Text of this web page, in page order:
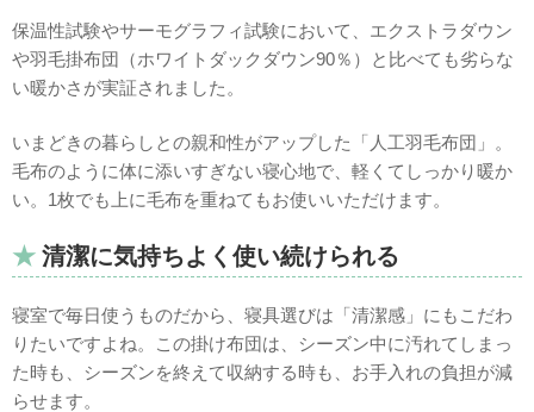
保温性試験やサーモグラフィ試験において、 エクストラダウン
や羽毛掛布団（ホワイトダックダウン90％）と比べても劣らな
い暖かさ が実証されました。
いまどきの暮らしとの親和性がアップした「人工羽毛布団」。
毛布のように体に添いすぎない寝心地で、軽くてしっかり暖か
い。1枚でも上に毛布を重ねてもお使いいただけます。
清潔に気持ちよく使い続けられる
寝室で毎日使うものだから、寝具選びは「清潔感」にもこだわ
りたいですよね。この掛け布団は、シーズン中に汚れてしまっ
た時も、シーズンを終えて収納する時も、お手入れの負担が減
らせます。